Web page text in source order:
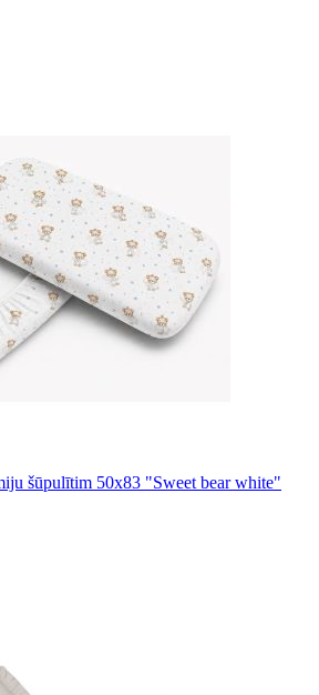
šūpulītim 50x83 "Sweet bear white"